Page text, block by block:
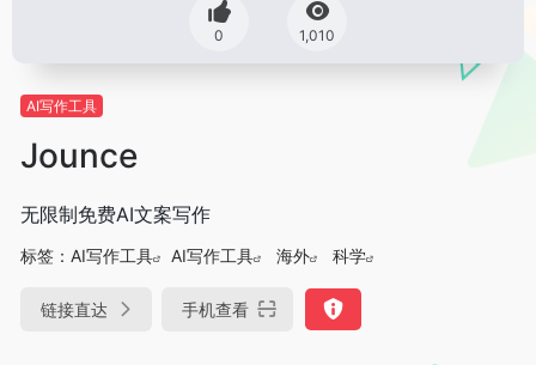
0 1,010
AI写作工具
Jounce
无限制免费AI文案写作
标签： AI写作工具 AI写作工具 海外 科学
链接直达 手机查看